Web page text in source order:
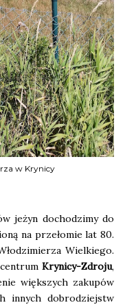
w Krynicy
jeżyn dochodzimy do
na przełomie lat 80.
Wielkiego.
Krynicy-Zdroju,
większych zakupów
innych dobrodziejstw